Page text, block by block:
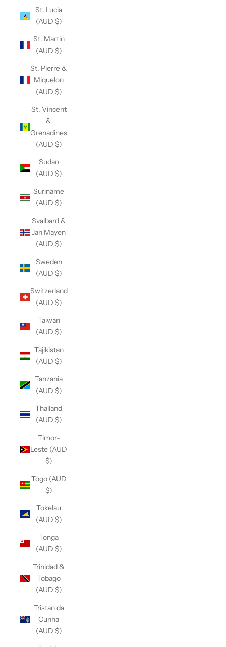
St. Lucia
(AUD $)
St. Martin
(AUD $)
St. Pierre &
Miquelon
(AUD $)
St. Vincent
&
Grenadines
(AUD $)
Sudan
(AUD $)
Suriname
(AUD $)
Svalbard &
Jan Mayen
(AUD $)
Sweden
(AUD $)
Switzerland
(AUD $)
Taiwan
(AUD $)
Tajikistan
(AUD $)
Tanzania
(AUD $)
Thailand
(AUD $)
Timor-
Leste (AUD
$)
Togo (AUD
$)
Tokelau
(AUD $)
Tonga
(AUD $)
Trinidad &
Tobago
(AUD $)
Tristan da
Cunha
(AUD $)